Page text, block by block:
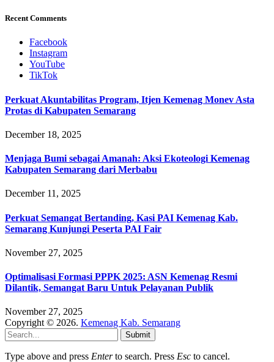
Recent Comments
Facebook
Instagram
YouTube
TikTok
Perkuat Akuntabilitas Program, Itjen Kemenag Monev Asta
Protas di Kabupaten Semarang
December 18, 2025
Menjaga Bumi sebagai Amanah: Aksi Ekoteologi Kemenag
Kabupaten Semarang dari Merbabu
December 11, 2025
Perkuat Semangat Bertanding, Kasi PAI Kemenag Kab.
Semarang Kunjungi Peserta PAI Fair
November 27, 2025
Optimalisasi Formasi PPPK 2025: ASN Kemenag Resmi
Dilantik, Semangat Baru Untuk Pelayanan Publik
November 27, 2025
Copyright © 2026. Kemenag Kab. Semarang
Submit
Type above and press Enterto search. Press Esc to cancel.